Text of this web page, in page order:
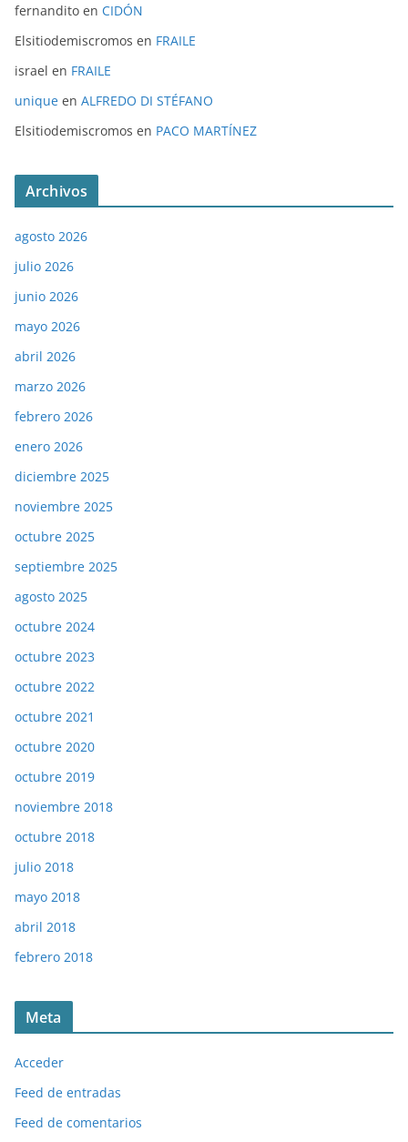
fernandito en CIDÓN
Elsitiodemiscromos en FRAILE
israel en FRAILE
unique en ALFREDO DI STÉFANO
Elsitiodemiscromos en PACO MARTÍNEZ
Archivos
agosto 2026
julio 2026
junio 2026
mayo 2026
abril 2026
marzo 2026
febrero 2026
enero 2026
diciembre 2025
noviembre 2025
octubre 2025
septiembre 2025
agosto 2025
octubre 2024
octubre 2023
octubre 2022
octubre 2021
octubre 2020
octubre 2019
noviembre 2018
octubre 2018
julio 2018
mayo 2018
abril 2018
febrero 2018
Meta
Acceder
Feed de entradas
Feed de comentarios